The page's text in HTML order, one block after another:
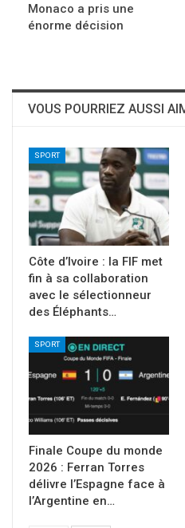
Monaco a pris une
énorme décision
VOUS POURRIEZ AUSSI
SPORT
Côte d’Ivoire : la FIF met
fin à sa collaboration
avec le sélectionneur
des Éléphants…
SPORT
Finale Coupe du monde
2026 : Ferran Torres
délivre l’Espagne face à
l’Argentine en…